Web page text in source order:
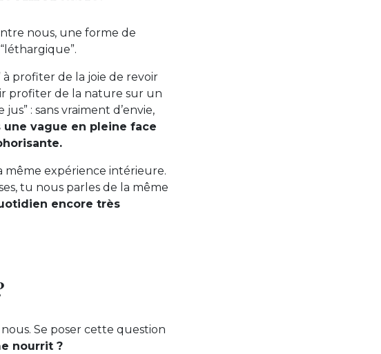
nous, une forme de
à profiter de la joie de revoir
profiter de la nature sur un
: sans vraiment d’envie,
vague en pleine face
même expérience intérieure.
tu nous parles de la même
encore très
Se poser cette question
nourrit ?